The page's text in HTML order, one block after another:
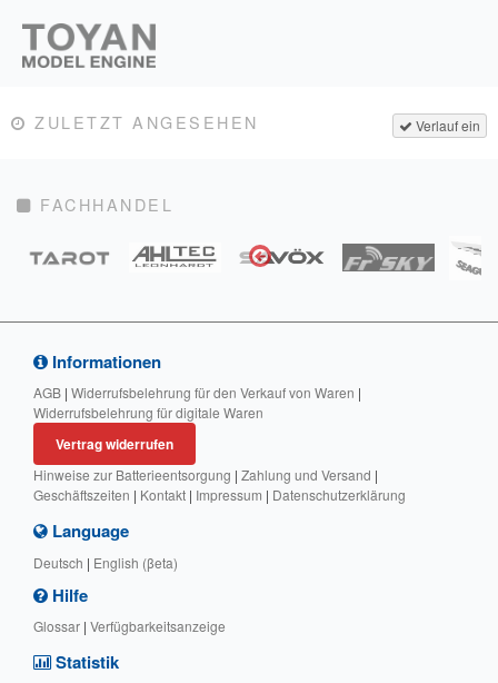
Verlauf ein
ZULETZT ANGESEHEN
FACHHANDEL
Informationen
AGB | Widerrufsbelehrung für den Verkauf von Waren |
Widerrufsbelehrung für digitale Waren
Vertrag widerrufen
Hinweise zur Batterieentsorgung | Zahlung und Versand |
Geschäftszeiten | Kontakt | Impressum | Datenschutzerklärung
Language
Deutsch | English (βeta)
Hilfe
Glossar | Verfügbarkeitsanzeige
Statistik